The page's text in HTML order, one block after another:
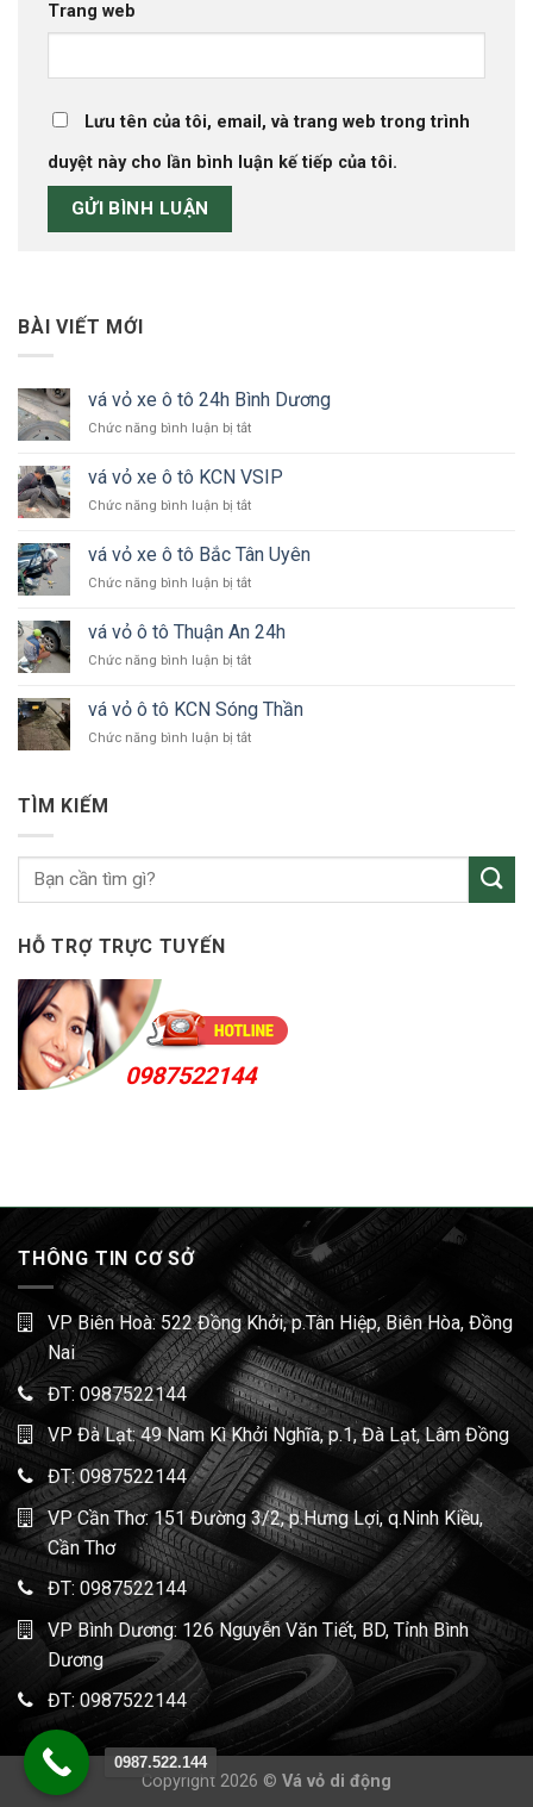
Trang web
Lưu tên của tôi, email, và trang web trong trình
duyệt này cho lần bình luận kế tiếp của tôi.
BÀI VIẾT MỚI
vá vỏ xe ô tô 24h Bình Dương
Chức năng bình luận bị tắtở
vỏ
xe
ô
24h
Dương
vá vỏ xe ô tô KCN VSIP
Chức năng bình luận bị tắtở
vỏ
xe
ô
KCN
vá vỏ xe ô tô Bắc Tân Uyên
Chức năng bình luận bị tắtở
vỏ
xe
ô
Bắc
Tân
Uyên
vá vỏ ô tô Thuận An 24h
Chức năng bình luận bị tắtở
ô
tô
vá vỏ ô tô KCN Sóng Thần
Chức năng bình luận bị tắtở
Sóng
TÌM KIẾM
HỖ TRỢ TRỰC TUYẾN
0987522144
THÔNG TIN CƠ SỞ
VP Biên Hoà: 522 Đồng Khởi, p.Tân Hiệp, Biên Hòa, Đồng
Nai
ĐT: 0987522144
VP Đà Lạt: 49 Nam Kì Khởi Nghĩa, p.1, Đà Lạt, Lâm Đồng
ĐT:0987522144
VP Cần Thơ: 151 Đường 3/2, p.Hưng Lợi, q.Ninh Kiều,
Cần Thơ
ĐT: 0987522144
VP Bình Dương: 126 Nguyễn Văn Tiết, BD, Tỉnh Bình
Dương
ĐT: 0987522144
Copyright 2026 © Vá vỏ di động
0987.522.144